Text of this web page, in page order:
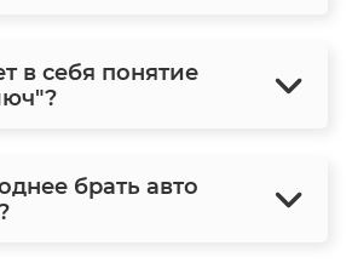
в себя понятие
брать авто